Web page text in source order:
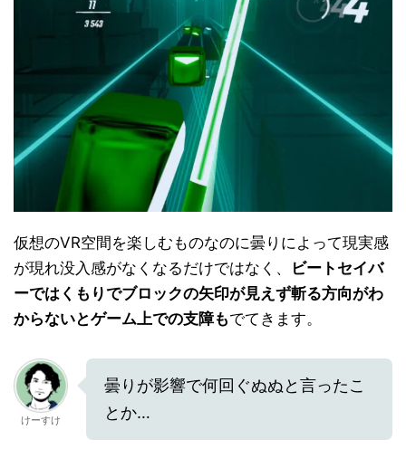
仮想のVR空間を楽しむものなのに曇りによって現実感
が現れ没入感がなくなるだけではなく、
ビートセイバ
ーではくもりでブロックの矢印が見えず斬る方向がわ
からないとゲーム上での支障もでてきます。
けーすけ
曇りが影響で何回ぐぬぬと言ったこ
とか…